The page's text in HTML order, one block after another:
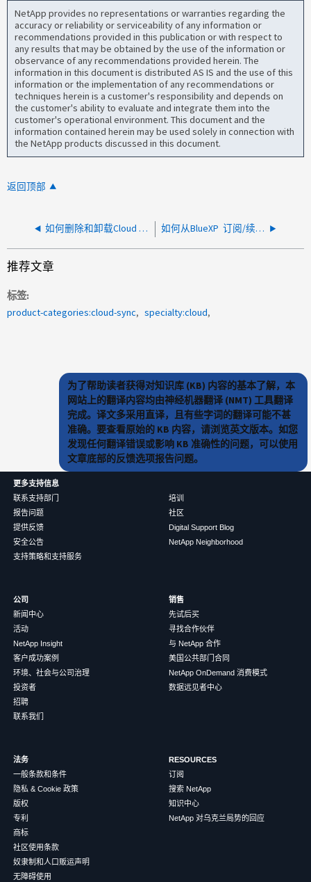
NetApp provides no representations or warranties regarding the
accuracy or reliability or serviceability of any information or
recommendations provided in this publication or with respect to
any results that may be obtained by the use of the information or
observance of any recommendations provided herein. The
information in this document is distributed AS IS and the use of this
information or the implementation of any recommendations or
techniques herein is a customer's responsibility and depends on
the customer's ability to evaluate and integrate them into the
customer's operational environment. This document and the
information contained herein may be used solely in connection with
the NetApp products discussed in this document.
返回顶部
如何删除和卸载Cloud Sync数据代理 如何从BlueXP 订阅/续订Cloud Sync许可证？
推荐文章
标签
product-categories:cloud-sync
specialty:cloud
为了帮助读者获得对知识库 (KB) 内容的基本了解，本
网站上的翻译内容均由神经机器翻译 (NMT) 工具翻译
完成。译文多采用直译，且有些字词的翻译可能不甚
准确。要查看原始的 KB 内容，请浏览英文版本。如您
发现任何翻译错误或影响 KB 准确性的问题，可以使用
文章底部的反馈选项报告问题。
更多支持信息
联系支持部门
报告问题
提供反馈
安全公告
支持策略和支持服务
培训
社区
Digital Support Blog
NetApp Neighborhood
公司
新闻中心
活动
NetApp Insight
客户成功案例
环境、社会与公司治理
投资者
招聘
联系我们
销售
先试后买
寻找合作伙伴
与 NetApp 合作
美国公共部门合同
NetApp OnDemand 消费模式
数据远见者中心
法务
一般条款和条件
隐私 & Cookie 政策
版权
专利
商标
社区使用条款
奴隶制和人口贩运声明
无障碍使用
RESOURCES
订阅
搜索 NetApp
知识中心
NetApp 对乌克兰局势的回应